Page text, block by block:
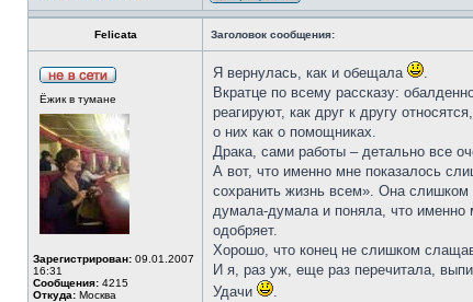
Felicata Заголовок сообщения:
Ёжик в тумане
Зарегистрирован: 09.01.2007
16:31
Сообщения: 4215
Откуда: Москва
Я вернулась, как и обещала
.
Вкратце по всему рассказу:
реагируют, как друг к другу
о них как о помощниках.
Драка, сами работы – детально все
А вот, что именно мне показалось
сохранить жизнь всем». Она
думала-думала и поняла, что именно
одобряет.
Хорошо, что конец не слишком
И я, раз уж, еще раз перечитала,
Удачи
.